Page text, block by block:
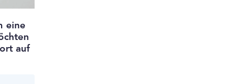
eine
auf